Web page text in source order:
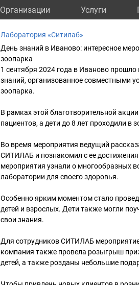
Организации Услуги
Лаборатория «Ситилаб»
День знаний в Иваново: интересное
зоопарка
1 сентября 2024 года в Иваново
знаний, организованное совместными
зоопарка.
В рамках этой благотворительной
пациентов, а дети до 8 лет проходили в
Во время мероприятия ведущий
СИТИЛАБ и познакомил с ее
мероприятия узнали о многообразных
лаборатории для своего здоровья.
Особенно ярким моментом стало
детей и взрослых. Дети также могли
свои знания.
Для сотрудников СИТИЛАБ
компания также провела розыгрыш
детей, а также розданы небольшие